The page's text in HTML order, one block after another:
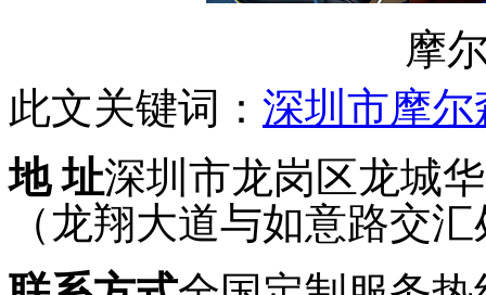
摩
此文关键词： 深圳市摩
地 址深圳市龙岗区龙城
（龙翔大道与如意路交